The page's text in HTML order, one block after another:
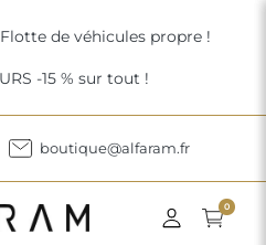
de véhicules propre !
-15 % sur tout !
boutique@alfaram.fr
0